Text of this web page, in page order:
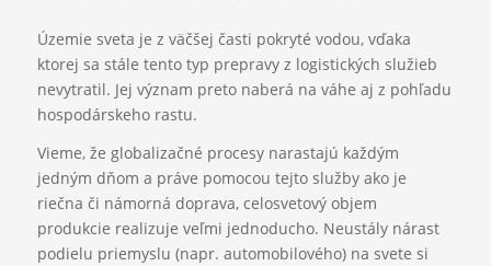
Územie sveta je z väčšej časti pokryté vodou, vďaka
ktorej sa stále tento typ prepravy z logistických služieb
nevytratil. Jej význam preto naberá na váhe aj z pohľadu
hospodárskeho rastu.
Vieme, že globalizačné procesy narastajú každým
jedným dňom a práve pomocou tejto služby ako je
riečna či námorná doprava, celosvetový objem
produkcie realizuje veľmi jednoducho. Neustály nárast
podielu priemyslu (napr. automobilového) na svete si